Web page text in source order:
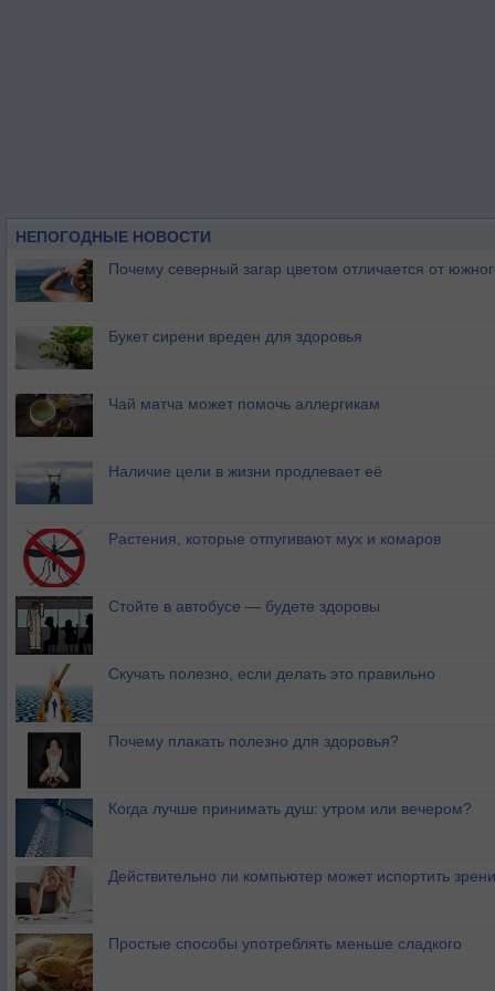
НЕПОГОДНЫЕ НОВОСТИ
Почему северный загар цветом отличается от
Букет сирени вреден для здоровья
Чай матча может помочь аллергикам
Наличие цели в жизни продлевает её
Растения, которые отпугивают мух и комаров
Стойте в автобусе — будете здоровы
Скучать полезно, если делать это правильно
Почему плакать полезно для здоровья?
Когда лучше принимать душ: утром или вечером?
Действительно ли компьютер может испортить
Простые способы употреблять меньше сладкого